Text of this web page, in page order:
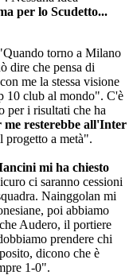
per lo Scudetto...
torno a Milano
dire che pensa di
me la stessa visione
10 club al mondo". C'è
per i risultati che ha
me resterebbe all'Inter
progetto a metà".
mi ha chiesto
ci saranno cessioni
Nainggolan mi
poi abbiamo
Audero, il portiere
prendere chi
dicono che è
1-0".